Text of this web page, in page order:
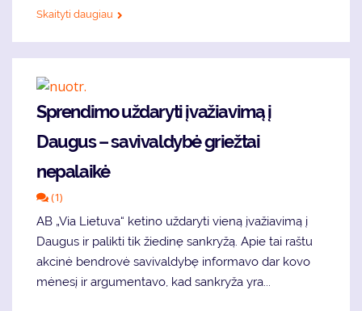
Skaityti daugiau
Sprendimo uždaryti įvažiavimą į
Daugus – savivaldybė griežtai
nepalaikė
(1)
AB „Via Lietuva“ ketino uždaryti vieną įvažiavimą į
Daugus ir palikti tik žiedinę sankryžą. Apie tai raštu
akcinė bendrovė savivaldybę informavo dar kovo
mėnesį ir argumentavo, kad sankryža yra...